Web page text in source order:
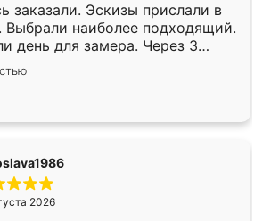
заказали. Эскизы прислали в
Выбрали наиболее подходящий.
день для замера. Через 3
была уже готова. Остались
Спасибо Ренессанс
работу!
2026